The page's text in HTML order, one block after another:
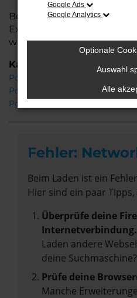
Besuchen Sie uns und
Expertenteam beraten –
wartet auf Sie!
Kategorie
Porsche Panamera Oldenburg
Porsche Panamera Neuwagen
Porsche Panamera
Fehler:
Beim Laden ist ein
Hier sind ein paar
Überprüfe deine
Internetverbindung.
Laden andere
deine Suchmaschine?
Prüfe deine
Manche
Google Ads
Google Analytics
Optionale
Auswahl
Alle